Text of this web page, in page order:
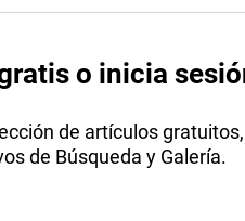
o inicia
de artículos
de Búsqueda y Galería.